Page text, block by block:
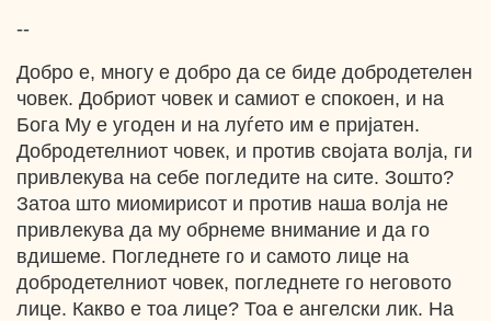
--
Добро е, многу е добро да се биде добродетелен
човек. Добриот човек и самиот е спокоен, и на
Бога Му е угоден и на луѓето им е пријатен.
Добродетелниот човек, и против својата волја, ги
привлекува на себе погледите на сите. Зошто?
Затоа што миомирисот и против наша волја не
привлекува да му обрнеме внимание и да го
вдишеме. Погледнете го и самото лице на
добродетелниот човек, погледнете го неговото
лице. Какво е тоа лице? Тоа е ангелски лик. На